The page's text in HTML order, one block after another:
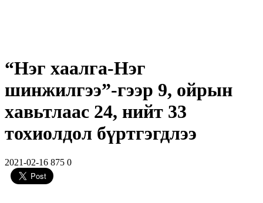
“Нэг хаалга-Нэг
шинжилгээ”-гээр 9, ойрын
хавьтлаас 24, нийт 33
тохиолдол бүртгэгдлээ
2021-02-16 875 0